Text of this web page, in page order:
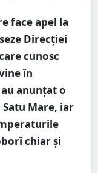
face apel la
Direcției
cunosc
în
anunțat o
Mare, iar
chiar și